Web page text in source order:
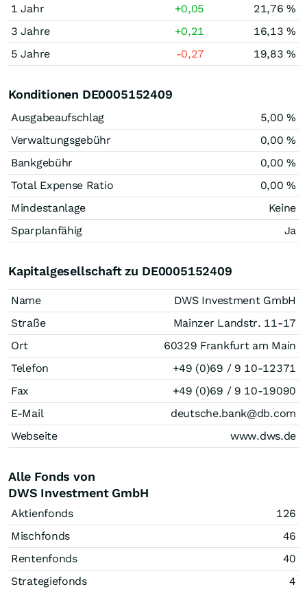
1 Jahr
+0,05
21,76 %
3 Jahre
+0,21
16,13 %
5 Jahre
-0,27 19,83 %
Konditionen DE0005152409
Ausgabeaufschlag
5,00 %
Verwaltungsgebühr
0,00 %
Bankgebühr
0,00 %
Total Expense Ratio
0,00 %
Mindestanlage
Keine
Sparplanfähig
Ja
Kapitalgesellschaft zu DE0005152409
Name
DWS Investment GmbH
Straße
Mainzer Landstr. 11-17
Ort
60329 Frankfurt am Main
Telefon
+49 (0)69 / 9 10-12371
Fax
+49 (0)69 / 9 10-19090
E-Mail
deutsche.bank@db.com
Webseite
www.dws.de
Alle Fonds von
DWS Investment GmbH
Aktienfonds
126
Mischfonds
46
Rentenfonds
40
Strategiefonds
4